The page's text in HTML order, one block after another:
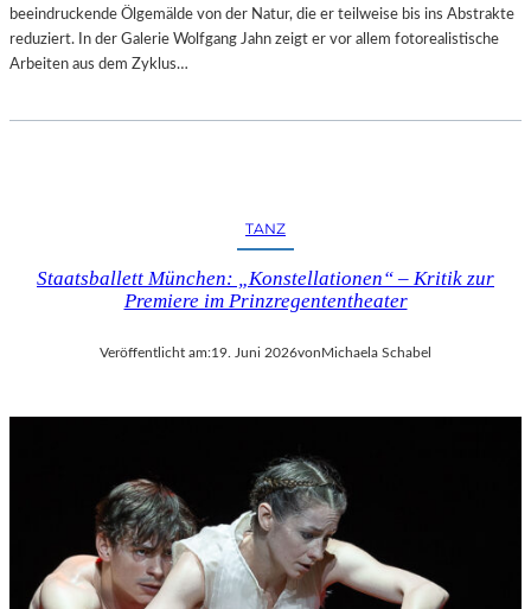
beeindruckende Ölgemälde von der Natur, die er teilweise bis ins Abstrakte
reduziert. In der Galerie Wolfgang Jahn zeigt er vor allem fotorealistische
Arbeiten aus dem Zyklus…
TANZ
Staatsballett München: „Konstellationen“ – Kritik zur
Premiere im Prinzregententheater
Veröffentlicht am:19. Juni 2026vonMichaela Schabel